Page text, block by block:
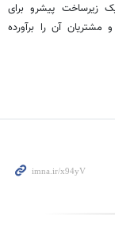
زیرساخت پیشرو برای
آن را برآورده